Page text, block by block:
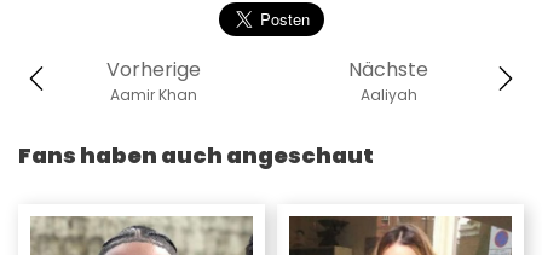
Nächste
Aaliyah
Vorherige
Aamir Khan
Fans haben auch angeschaut